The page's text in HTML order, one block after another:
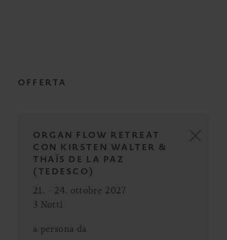
OFFERTA
ORGAN FLOW RETREAT
CON KIRSTEN WALTER &
THAÏS DE LA PAZ
(TEDESCO)
21. - 24. ottobre 2027
3 Notti
a persona da